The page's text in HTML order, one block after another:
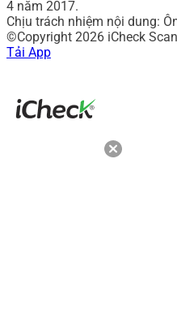
4 năm 2017.
Chịu trách nhiệm nội dung:
©Copyright 2026 iCheck
Tải App